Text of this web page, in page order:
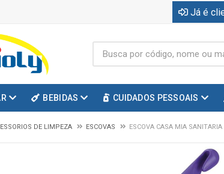
Já é
BEBIDAS CUIDADOS PESSOAIS
DE LIMPEZA ESCOVAS ESCOVA CASA MIA SANITARIA